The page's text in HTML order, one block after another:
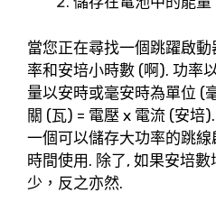
當您正在尋找一個跳躍啟
率和安培小時數 (啊). 功率
量以安時或毫安時為單位 (
關 (瓦) = 電壓 x 電流 (安培
一個可以儲存大功率的跳
時間使用. 除了, 如果安培
少，反之亦然.